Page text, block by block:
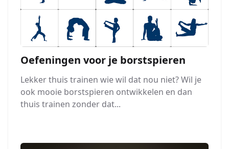
Oefeningen voor je borstspieren
Lekker thuis trainen wie wil dat nou niet? Wil je
ook mooie borstspieren ontwikkelen en dan
thuis trainen zonder dat...